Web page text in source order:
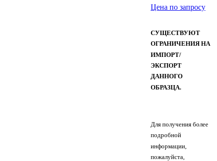
Цена по запросу
СУЩЕСТВУЮТ
ОГРАНИЧЕНИЯ НА
ИМПОРТ/
ЭКСПОРТ
ДАННОГО
ОБРАЗЦА.
Для получения более
подробной
информации,
пожалуйста,